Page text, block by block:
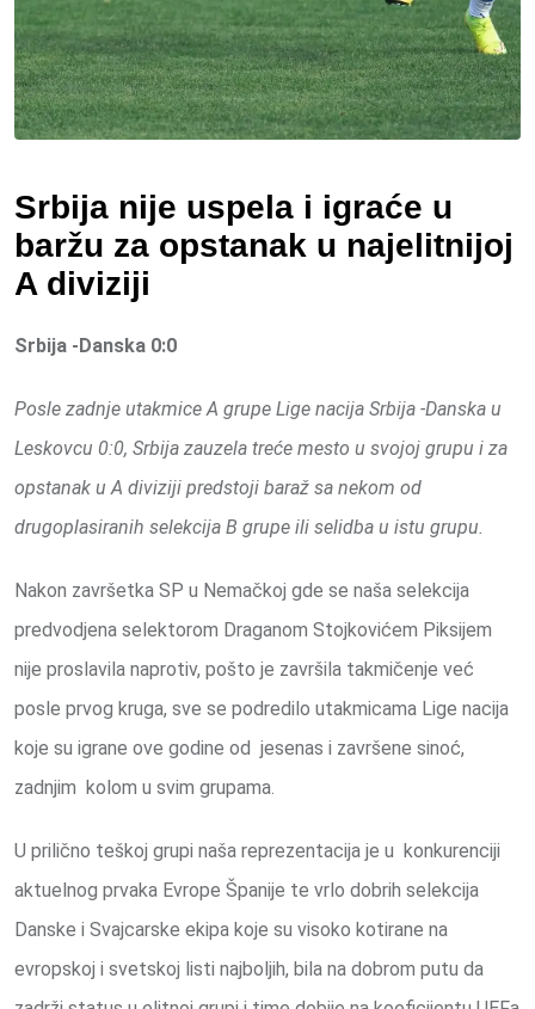
Srbija nije uspela i igraće u
baržu za opstanak u najelitnijoj
A diviziji
Srbija -Danska 0:0
Posle zadnje utakmice A grupe Lige nacija Srbija -Danska u
Leskovcu 0:0, Srbija zauzela treće mesto u svojoj grupu i za
opstanak u A diviziji predstoji baraž sa nekom od
drugoplasiranih selekcija B grupe ili selidba u istu grupu.
Nakon završetka SP u Nemačkoj gde se naša selekcija
predvodjena selektorom Draganom Stojkovićem Piksijem
nije proslavila naprotiv, pošto je završila takmičenje već
posle prvog kruga, sve se podredilo utakmicama Lige nacija
koje su igrane ove godine od jesenas i završene sinoć,
zadnjim kolom u svim grupama.
U prilično teškoj grupi naša reprezentacija je u konkurenciji
aktuelnog prvaka Evrope Španije te vrlo dobrih selekcija
Danske i Svajcarske ekipa koje su visoko kotirane na
evropskoj i svetskoj listi najboljih, bila na dobrom putu da